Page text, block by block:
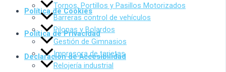
Tornos, Portillos y Pasillos Motorizados
Barreras control de vehículos
Pilonas y Bolardos
Gestión de Gimnasios
Impresora de tarjetas
Relojería industrial
Política de Cookies
Política de Privacidad
Declaración de Accesibilidad